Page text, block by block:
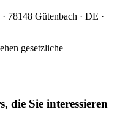
78148 Gütenbach · DE ·
gesetzliche
die Sie interessieren